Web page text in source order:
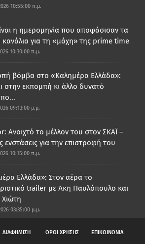
10:55:00 π.μ.
η ημερομηνία που αποφάσισαν τα
κανάλια για τη «μάχη» της prime time
10:30:00 π.μ.
βόμβα στο «Καλημέρα Ελλάδα»:
στην εκπομπή κι άλλο δυνατό
09:13:00 μ.μ.
Ανοιχτό το μέλλον του στον ΣΚΑΪ –
ενστάσεις για την επιστροφή του
10:15:00 π.μ.
Ελλάδα»: Στον αέρα το
trailer με Άκη Παυλόπουλο και
Χιώτη
03:35:00 μ.μ.
ΔΙΑΦΗΜΙΣΗ ΟΡΟΙ ΧΡΗΣΗΣ ΕΠΙΚΟΙΝΩΝΙΑ